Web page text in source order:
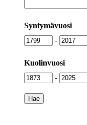
Syntymävuosi
Syntymävuosi
-
Kuolinvuosi
Kuolinvuosi
-